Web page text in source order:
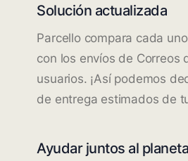
Solución actualizada
Parcello compara cada
con los envíos de Correos
usuarios. ¡Así podemos
de entrega estimados de
Ayudar juntos al planeta